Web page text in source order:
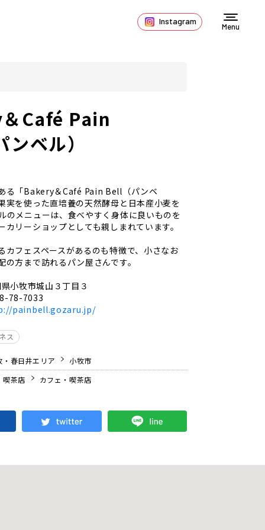
Instagram
Menu
Café Pain
ベル）
る「Bakery＆Café Pain Bell（パンベ
実を使った直培養の天然酵母と日本産小麦を
のメニューは、食べやすく身体に良いものを
カリーショップとしても親しまれています。
カフェスペースがあるのも特徴で、小さなお
の方まで訪れるパン屋さんです。
小牧市城山３丁目３
78-7033
painbell.gozaru.jp/
ス
・春日井エリア
小牧市
喫茶店 カフェ・喫茶店